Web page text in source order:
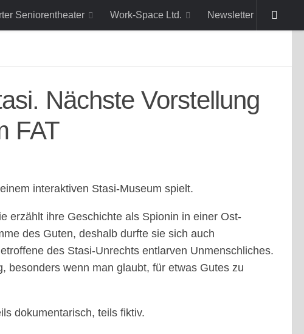
Seniorentheater Work-Space Ltd. Newsletter
Nächste Vorstellung
FAT
interaktiven Stasi-Museum spielt.
erzählt ihre Geschichte als Spionin in einer Ost-
des Guten, deshalb durfte sie sich auch
des Stasi-Unrechts entlarven Unmenschliches.
besonders wenn man glaubt, für etwas Gutes zu
dokumentarisch, teils fiktiv.